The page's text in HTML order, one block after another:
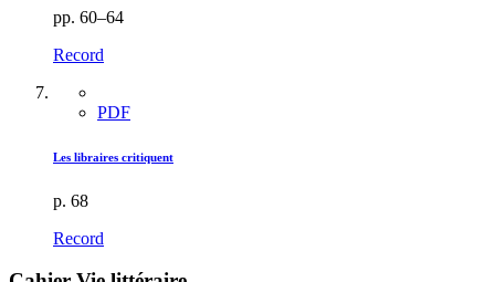
pp. 60–64
Record
PDF
Les libraires critiquent
p. 68
Record